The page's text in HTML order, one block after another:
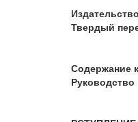
Твердый
Содержание
Руководство